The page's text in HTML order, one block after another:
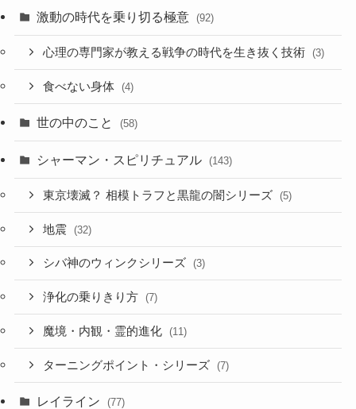
激動の時代を乗り切る極意 (92)
心理の専門家が教える戦争の時代を生き抜く技術 (3)
食べない身体 (4)
世の中のこと (58)
シャーマン・スピリチュアル (143)
東京壊滅？ 相模トラフと黒龍の闇シリーズ (5)
地震 (32)
シバ神のウィンクシリーズ (3)
浄化の乗りきり方 (7)
魔境・内観・霊的進化 (11)
ターニングポイント・シリーズ (7)
レイライン (77)